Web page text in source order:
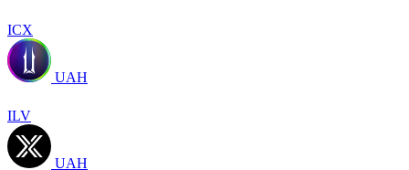
ICX
UAH
ILV
UAH